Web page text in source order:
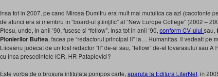
Insa tot in 2007, pe cand Mircea Dumitru era mult mai mutulica ca azi (cacofonie
de atunci era si membru în “board-ul ştiinţific” al “New Europe College” (2002 –
Plesu, unde, in anii ’90, fusese si “fellow”. Insa tot in anii ’90, conform CV-ului sau,
Pionierilor Buftea, facea pe “redactorul principal II” la… Humanitas. Il vedeati pe
Liiceanu judecat de un fost redactor “II” de-al sau, “fellow” de-al tovarasului sau
cu inca presedintele ICR, HR Patapievici?
Este vorba de o brosura intitulata pompos carte, aparuta la Editura LiterNet, in